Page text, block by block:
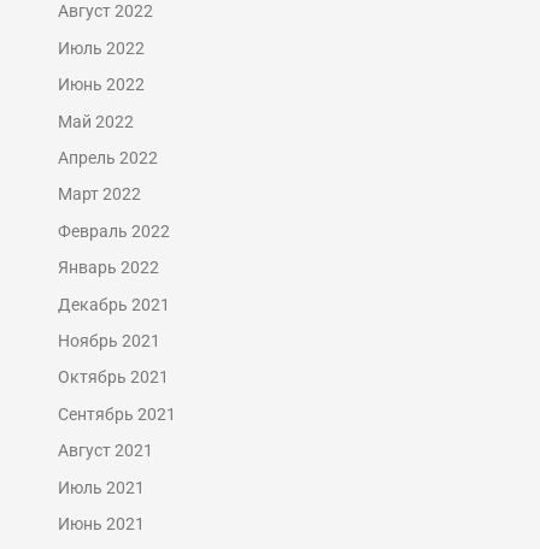
Август 2022
Июль 2022
Июнь 2022
Май 2022
Апрель 2022
Март 2022
Февраль 2022
Январь 2022
Декабрь 2021
Ноябрь 2021
Октябрь 2021
Сентябрь 2021
Август 2021
Июль 2021
Июнь 2021